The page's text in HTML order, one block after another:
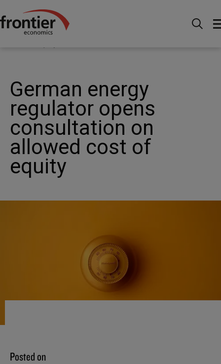
Ir al inico Noticias e información
German energy regulator opens consultation on allowed
German energy
regulator opens
consultation on
allowed cost of
equity
Posted on